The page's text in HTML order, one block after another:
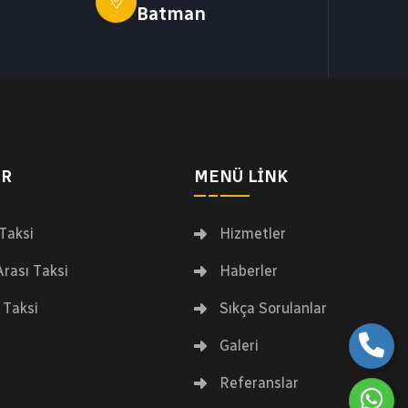
Batman
Taksi
MENÜ LINK
Hizmetler
Haberler
Sıkça Sorulanlar
Galeri
Referanslar